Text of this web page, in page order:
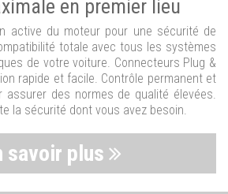
en premier lieu
active du moteur pour une sécurité de
totale avec tous les systèmes
de votre voiture. Connecteurs Plug &
rapide et facile. Contrôle permanent et
assurer des normes de qualité élevées.
la sécurité dont vous avez besoin.
savoir plus